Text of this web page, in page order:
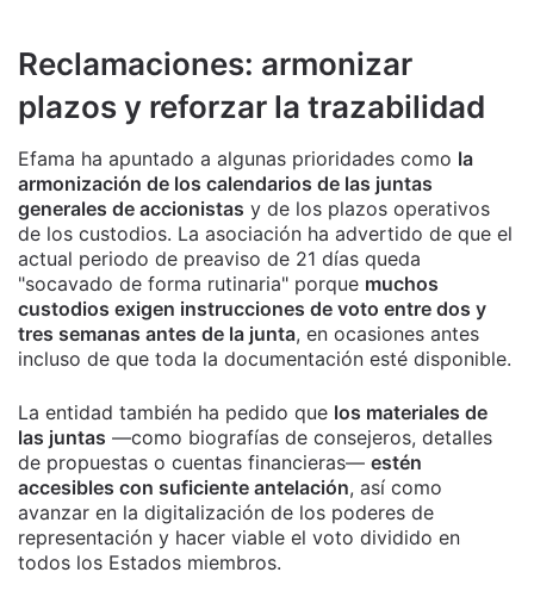
Reclamaciones: armonizar
plazos y reforzar la trazabilidad
Efama ha apuntado a algunas prioridades como la
armonización de los calendarios de las juntas
generales de accionistas y de los plazos operativos
de los custodios. La asociación ha advertido de que el
actual periodo de preaviso de 21 días queda
"socavado de forma rutinaria" porque muchos
custodios exigen instrucciones de voto entre dos y
tres semanas antes de la junta, en ocasiones antes
incluso de que toda la documentación esté disponible.
La entidad también ha pedido que los materiales de
las juntas —como biografías de consejeros, detalles
de propuestas o cuentas financieras— estén
accesibles con suficiente antelación, así como
avanzar en la digitalización de los poderes de
representación y hacer viable el voto dividido en
todos los Estados miembros.